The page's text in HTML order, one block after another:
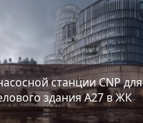
станции CNP для
здания А27 в ЖК